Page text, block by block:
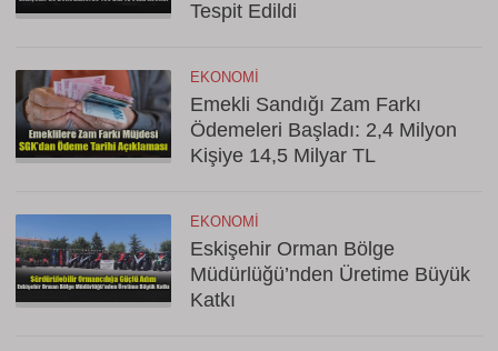
Tespit Edildi
EKONOMI
Emekli Sandığı Zam Farkı
Ödemeleri Başladı: 2,4 Milyon
Kişiye 14,5 Milyar TL
EKONOMI
Eskişehir Orman Bölge
Müdürlüğü’nden Üretime Büyük
Katkı